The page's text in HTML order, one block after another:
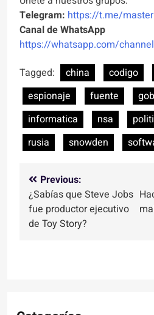
Telegram: https://t.me/
Canal de WhatsApp
https://whatsapp.com/
Tagged:
china codigo
espionaje
fuente
informatica
nsa
rusia
snowden
Navegación
de
entradas
Previous:
¿Sabías que Steve Jobs
fue productor ejecutivo
de Toy Story?